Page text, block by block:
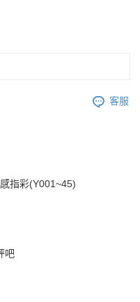
客服
指彩(Y001~45)
吧